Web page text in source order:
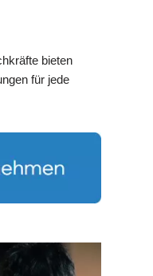
bieten
für jede